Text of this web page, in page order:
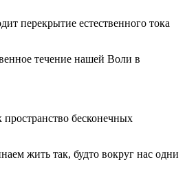
перекрытие естественного тока
течение нашей Воли в
бесконечных
жить так, будто вокруг нас одни